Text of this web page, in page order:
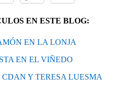
EN ESTE BLOG:
EN LA LONJA
EN EL VIÑEDO
Y TERESA LUESMA